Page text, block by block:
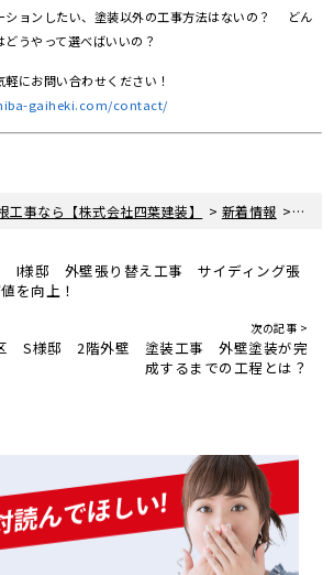
ョンしたい、塗装以外の工事方法はないの？ どん
うやって選べばいいの？
にお問い合わせください！
gaiheki.com/contact/
事なら【株式会社四葉建装】 > 新着情報 >
I様邸 外壁張り替え工事 サイディング張
を向上！
次の記事 >
S様邸 2階外壁 塗装工事 外壁塗装が完
成するまでの工程とは？